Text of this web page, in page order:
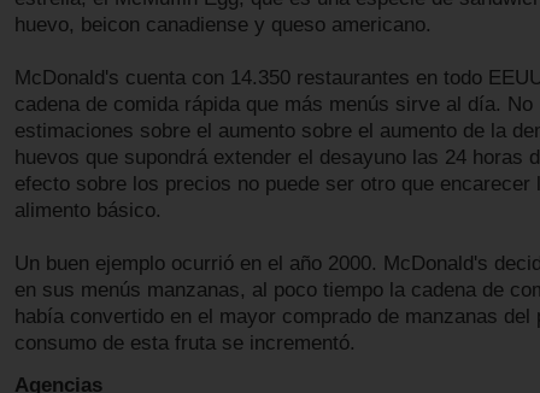
huevo, beicon canadiense y queso americano.
McDonald's cuenta con 14.350 restaurantes en todo
cadena de comida rápida que más menús sirve al día. No
estimaciones sobre el aumento sobre el aumento de la
huevos que supondrá extender el desayuno las 24 horas
efecto sobre los precios no puede ser otro que encarecer
alimento básico.
Un buen ejemplo ocurrió en el año 2000. McDonald's
en sus menús manzanas, al poco tiempo la cadena de
había convertido en el mayor comprado de manzanas del
consumo de esta fruta se incrementó.
Agencias